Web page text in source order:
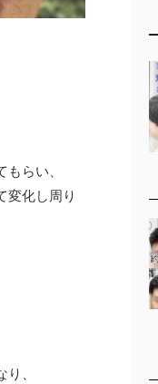
らい、
変化し周り
、